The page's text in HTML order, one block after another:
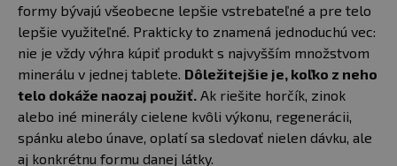
formy bývajú všeobecne lepšie vstrebateľné a pre telo
lepšie využiteľné. Prakticky to znamená jednoduchú vec:
nie je vždy výhra kúpiť produkt s najvyšším množstvom
minerálu v jednej tablete. Dôležitejšie je, koľko z neho
telo dokáže naozaj použiť. Ak riešite horčík, zinok
alebo iné minerály cielene kvôli výkonu, regenerácii,
spánku alebo únave, oplatí sa sledovať nielen dávku, ale
aj konkrétnu formu danej látky.